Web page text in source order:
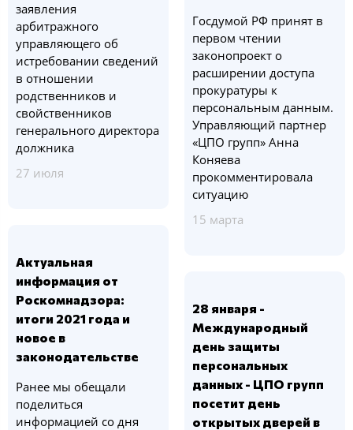
заявления
арбитражного
управляющего об
истребовании сведений
в отношении
родственников и
свойственников
генерального директора
должника
27 июля
Госдумой РФ принят в
первом чтении
законопроект о
расширении доступа
прокуратуры к
персональным данным.
Управляющий партнер
«ЦПО групп» Анна
Коняева
прокомментировала
ситуацию
15 марта
Актуальная
информация от
Роскомнадзора:
итоги 2021 года и
новое в
законодательстве
Ранее мы обещали
поделиться
информацией со дня
28 января -
Международный
день защиты
персональных
данных - ЦПО групп
посетит день
открытых дверей в